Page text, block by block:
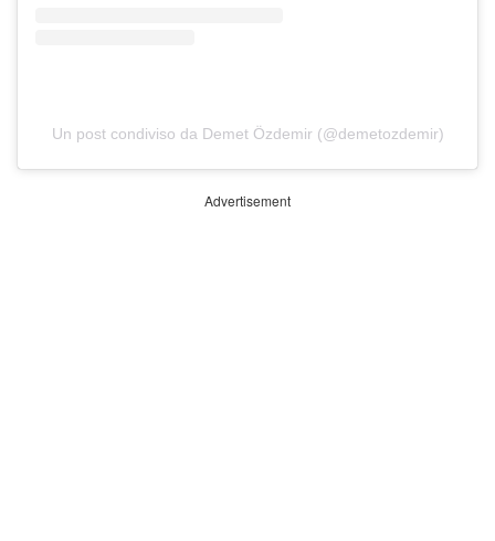
Un post condiviso da Demet Özdemir (@demetozdemir)
Advertisement